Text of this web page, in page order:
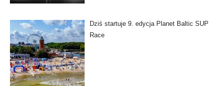
Dziś startuje 9. edycja Planet Baltic SUP
Race